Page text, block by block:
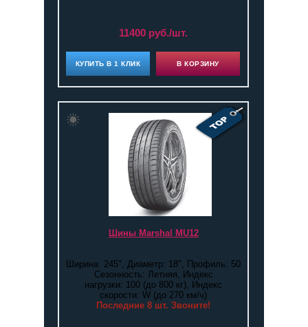
11400 руб./шт.
КУПИТЬ В 1 КЛИК В КОРЗИНУ
Шины Marshal MU12
Ширина: 245", Диаметр: 18", Профиль: 50
Сезонность: Летняя, Индекс
нагрузки: 100 (до 800 кг), Индекс
скорости: W (до 270 км/ч)
Последние 8 шт. Звоните!